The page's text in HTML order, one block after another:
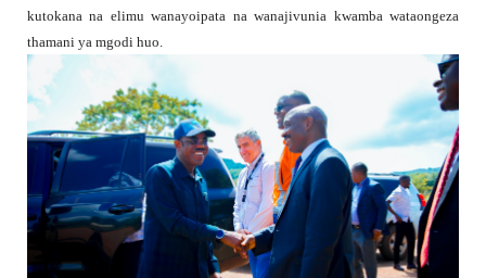
kutokana na elimu wanayoipata na wanajivunia kwamba wataongeza
thamani ya mgodi huo.